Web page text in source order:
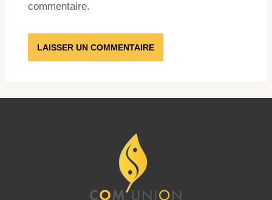
commentaire.